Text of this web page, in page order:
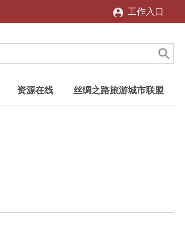
工作入口
丝绸之路旅游城市联盟
资源在线